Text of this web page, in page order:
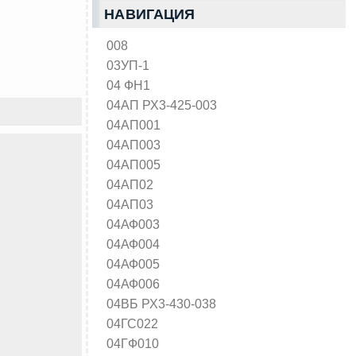
НАВИГАЦИЯ
008
03УП-1
04 ФН1
04АП РХ3-425-003
04АП001
04АП003
04АП005
04АП02
04АП03
04АФ003
04АФ004
04АФ005
04АФ006
04ВБ РХ3-430-038
04ГС022
04ГФ010